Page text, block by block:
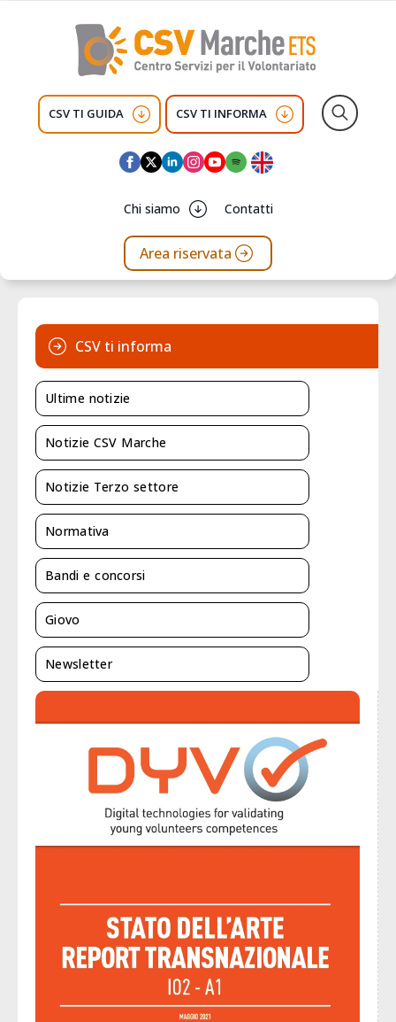
CSV TI GUIDA CSV TI INFORMA
Chi siamo Contatti
Area riservata
CSV ti informa
Ultime notizie
Notizie CSV Marche
Notizie Terzo settore
Normativa
Bandi e concorsi
Giovo
Newsletter